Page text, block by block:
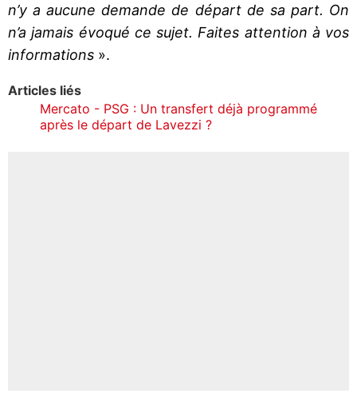
n’y a aucune demande de départ de sa part. On
n’a jamais évoqué ce sujet. Faites attention à vos
informations ».
Articles liés
Mercato - PSG : Un transfert déjà programmé
après le départ de Lavezzi ?